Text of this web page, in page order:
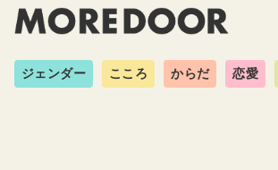
ジェンダー こころ からだ 恋愛